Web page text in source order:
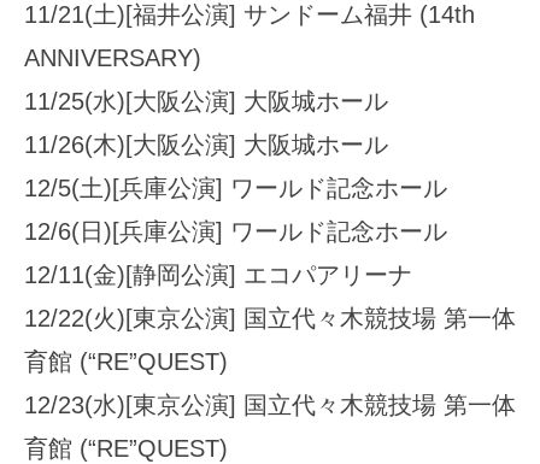
11/21(土)[福井公演] サンドーム福井 (14th
ANNIVERSARY)
11/25(水)[大阪公演] 大阪城ホール
11/26(木)[大阪公演] 大阪城ホール
12/5(土)[兵庫公演] ワールド記念ホール
12/6(日)[兵庫公演] ワールド記念ホール
12/11(金)[静岡公演] エコパアリーナ
12/22(火)[東京公演] 国立代々木競技場 第一体
育館 (“RE”QUEST)
12/23(水)[東京公演] 国立代々木競技場 第一体
育館 (“RE”QUEST)